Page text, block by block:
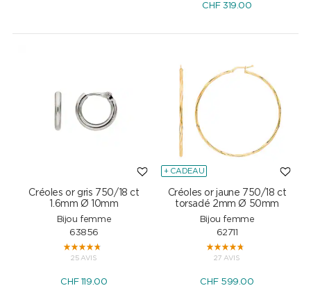
CHF319.00
Créoles or gris 750/18 ct
1.6mm Ø 10mm
Bijou femme
63856
25 AVIS
CHF119.00
+ CADEAU
Créoles or jaune 750/18 ct
torsadé 2mm Ø 50mm
Bijou femme
62711
27 AVIS
CHF599.00